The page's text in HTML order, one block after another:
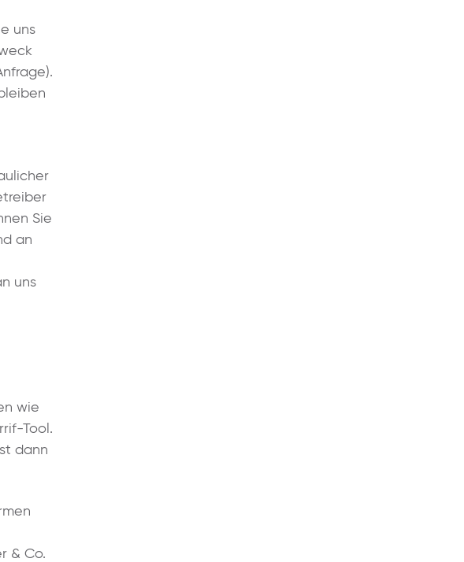
uns
Sie
an
uns
wie
Tool.
dann
& Co.